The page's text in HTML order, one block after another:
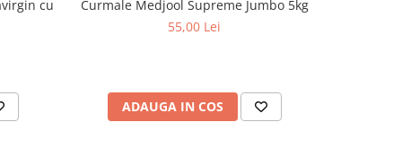
cu
Curmale Medjool Supreme Jumbo 5kg
55,00 Lei
ADAUGA IN COS